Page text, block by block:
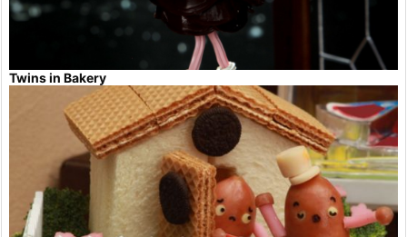
Twins in Bakery